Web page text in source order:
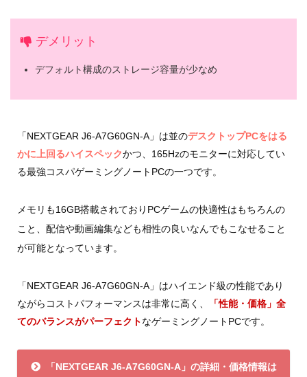
デメリット
デフォルト構成のストレージ容量が少なめ
「NEXTGEAR J6-A7G60GN-A」は並のデスクトップPCをはる
かに上回るハイスペックかつ、165Hzのモニターに対応してい
る最強コスパゲーミングノートPCの一つです。
メモリも16GB搭載されておりPCゲームの快適性はもちろんの
こと、配信や動画編集なども相性の良いなんでもこなせること
が可能となっています。
「NEXTGEAR J6-A7G60GN-A」はハイエンド級の性能であり
ながらコストパフォーマンスは非常に高く、
「性能・価格」全
てのバランスがパーフェクトなゲーミングノートPCです。
「NEXTGEAR J6-A7G60GN-A」の詳細・価格情報は